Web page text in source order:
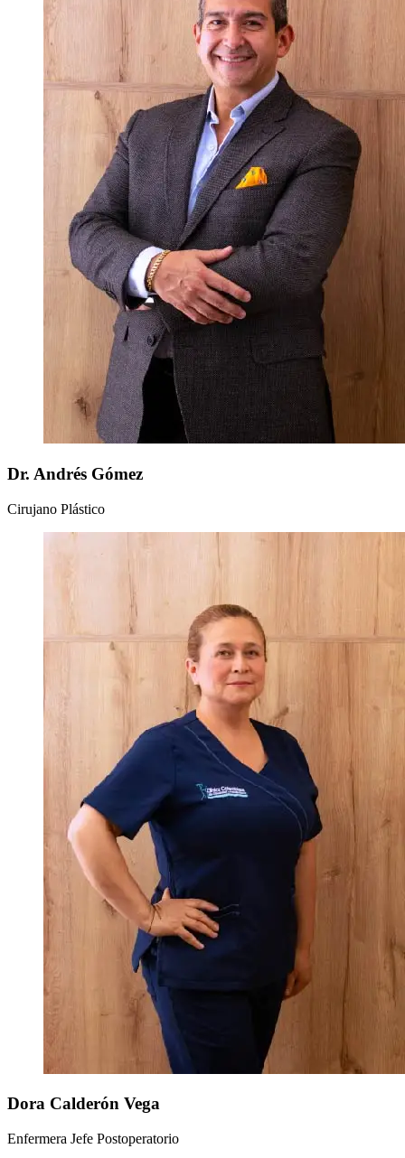
Dr. Andrés Gómez
Cirujano Plástico
Dora Calderón Vega
Enfermera Jefe Postoperatorio